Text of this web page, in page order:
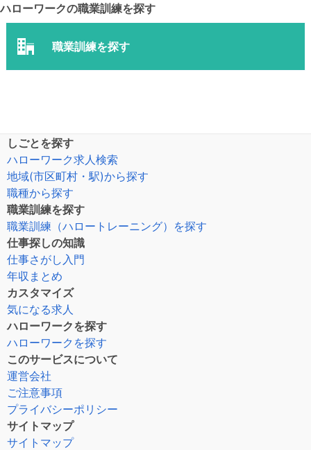
ハローワークの職業訓練を探す
職業訓練を探す
しごとを探す
ハローワーク求人検索
地域(市区町村・駅)から探す
職種から探す
職業訓練を探す
職業訓練（ハロートレーニング）を探す
仕事探しの知識
仕事さがし入門
年収まとめ
カスタマイズ
気になる求人
ハローワークを探す
ハローワークを探す
このサービスについて
運営会社
ご注意事項
プライバシーポリシー
サイトマップ
サイトマップ